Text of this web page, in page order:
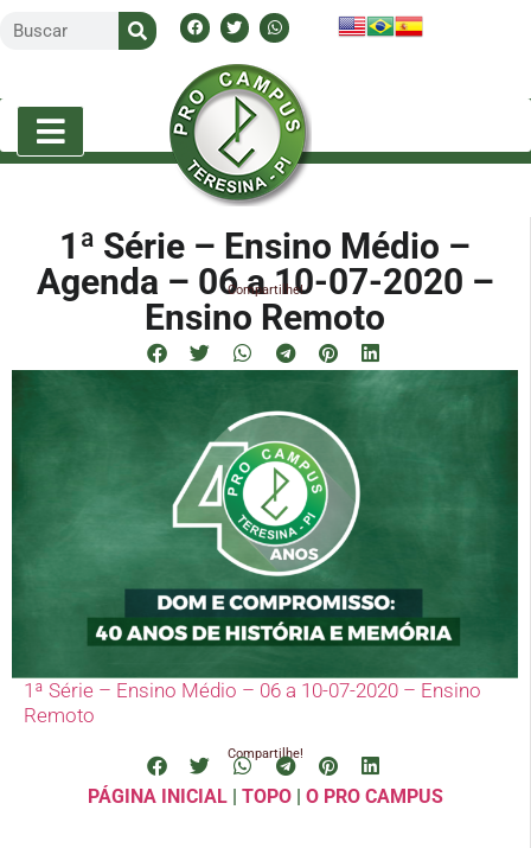
1ª Série – Ensino Médio –
Agenda – 06 a 10-07-2020 –
Ensino Remoto
Compartilhe!
1ª Série – Ensino Médio – 06 a 10-07-2020 – Ensino
Remoto
Compartilhe!
PÁGINA INICIAL| TOPO| O PRO CAMPUS